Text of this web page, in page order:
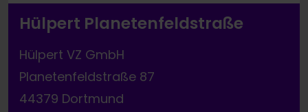
Hülpert Planetenfeldstraße
Hülpert VZ GmbH
Planetenfeldstraße 87
44379 Dortmund